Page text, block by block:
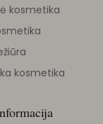
kosmetika
kosmetika